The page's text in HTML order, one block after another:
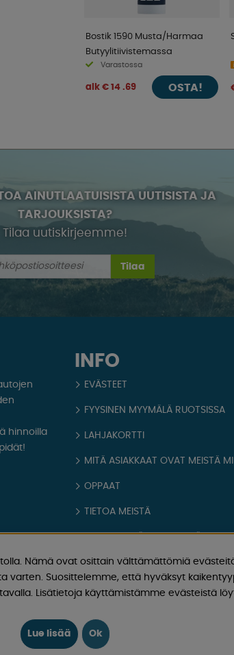
Bostik 1590 Musta/Harmaa
Butyylitiivistemassa
Varastossa
alk € 14 .69 OSTA!
AINUTLAATUISISTA UUTISISTA JA
TARJOUKSISTA?
Tilaa uutiskirjeemme!
Tilaa
INFO
EVÄSTEET
FYYSINEN MYYMÄLÄ RUOTSISSA
LAHJAKORTTI
MITÄ ASIAKKAAT OVAT MEISTÄ
OPPAAT
TIETOA MEISTÄ
FAQ - YLEISIÄ KYSYMYKSIÄ
OSTOEHDOT
Kirjaudu sisään
hinnoilla
Nämä ovat osittain välttämättömiä
Suosittelemme, että hyväksyt
Lisätietoja käyttämistämme evästeistä
Lue lisää Ok